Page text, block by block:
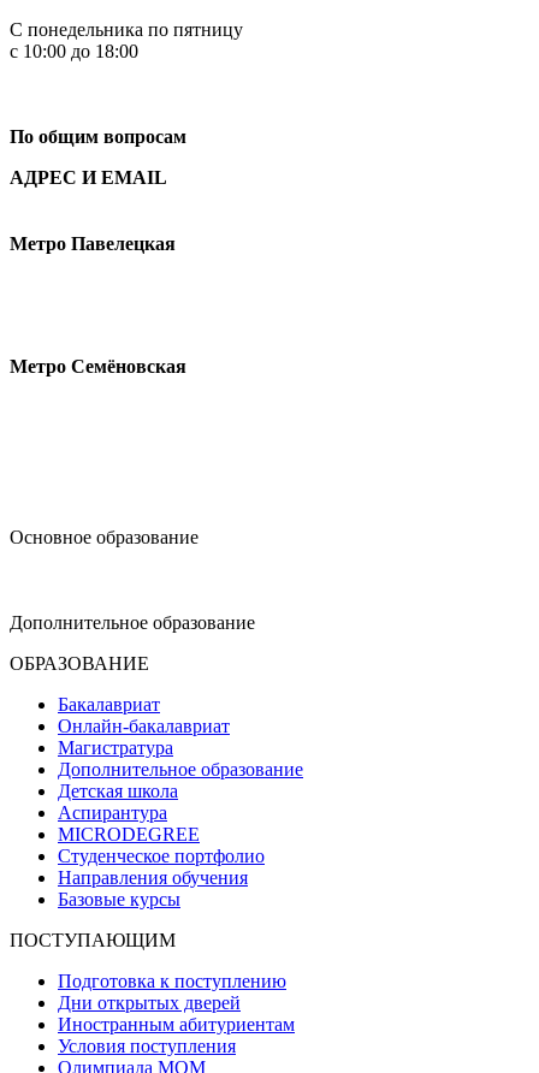
С понедельника по пятницу
с 10:00 до 18:00
По общим вопросам
АДРЕС И EMAIL
Метро Павелецкая
Метро Семёновская
Основное образование
Дополнительное образование
ОБРАЗОВАНИЕ
Бакалавриат
Онлайн-бакалавриат
Магистратура
Дополнительное образование
Детская школа
Аспирантура
MICRODEGREE
Студенческое портфолио
Направления обучения
Базовые курсы
ПОСТУПАЮЩИМ
Подготовка к поступлению
Дни открытых дверей
Иностранным абитуриентам
Условия поступления
Олимпиада МОМ